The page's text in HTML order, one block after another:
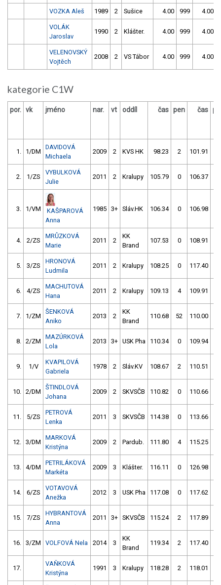
VOZKA Aleš 1989 2 Sušice 4.00 999 4.00
VOLÁK
Jaroslav
1990 2 Klášter. 4.00 999 4.00
VELENOVSKÝ
Vojtěch
2008 2 VS Tábor 4.00 999 4.00
kategorie C1W
por. vk jméno nar. vt oddíl čas pen čas
1. 1/DM
DAVIDOVÁ
Michaela
2009 2 KVS HK 98.23 2 101.91
2. 1/ZS
VYBULKOVÁ
Julie
2011 2 Kralupy 105.79 0 106.37
3. 1/VM
KAŠPAROVÁ
Anna
1985 3+ Sláv.HK 106.34 0 106.98
4. 2/ZS
MRŮZKOVÁ
Marie
2011 2
KK
Brand
107.53 0 108.91
5. 3/ZS
HRONOVÁ
Ludmila
2011 2 Kralupy 108.25 0 117.40
6. 4/ZS
MACHUTOVÁ
Hana
2011 2 Kralupy 109.13 4 109.91
7. 1/ZM
ŠENKOVÁ
Aniko
2013 2
KK
Brand
110.68 52 110.00
8. 2/ZM
MAZÚRKOVÁ
Lola
2013 3+ USK Pha 110.34 0 109.94
9. 1/V
KVAPILOVÁ
Gabriela
1978 2 Sláv.KV 108.67 2 110.51
10. 2/DM
ŠTINDLOVÁ
Johana
2009 2 SKVSČB 110.82 0 110.66
11. 5/ZS
PETROVÁ
Lenka
2011 3 SKVSČB 114.38 0 113.66
12. 3/DM
MARKOVÁ
Kristýna
2009 2 Pardub. 111.80 4 115.25
13. 4/DM
PETRILÁKOVÁ
Markéta
2009 3 Klášter. 116.11 0 126.98
14. 6/ZS
VOTAVOVÁ
Anežka
2012 3 USK Pha 117.08 0 117.62
15. 7/ZS
HYBRANTOVÁ
Anna
2011 3+ SKVSČB 115.24 2 117.89
16. 3/ZM VOLFOVÁ Nela 2014 3
KK
Brand
119.34 2 117.40
17.
VAŇKOVÁ
Kristýna
1991 3 Kralupy 118.28 2 118.01